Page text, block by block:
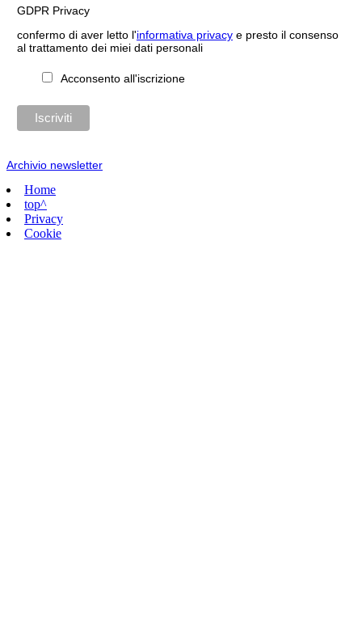
GDPR Privacy
confermo di aver letto l'informativa privacye presto il consenso
al trattamento dei miei dati personali
Acconsento all'iscrizione
Archivio newsletter
Home
top^
Privacy
Cookie